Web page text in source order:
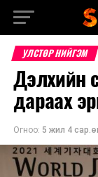
УЛСТӨР НИЙГЭМ
Дэлхийн
дараах
Огноо: 5 жил 4